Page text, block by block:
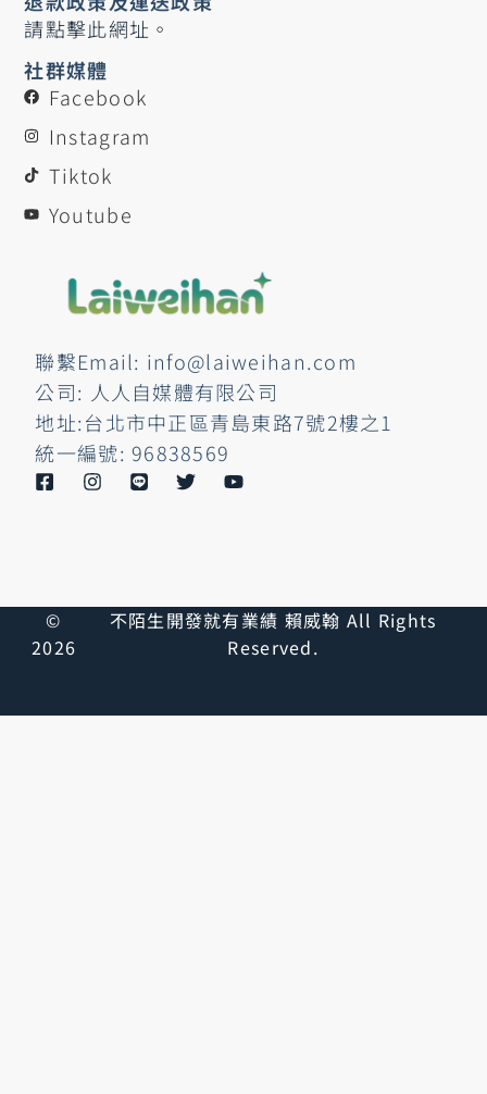
聯繫Email: info@laiweihan.com
公司: 人人自媒體有限公司
地址:台北市中正區青島東路7號2樓之1
統一編號: 96838569
社群媒體
Facebook
Instagram
Tiktok
Youtube
請點擊此網址。
©
2026
不陌生開發就有業績 賴威翰 All Rights
Reserved.